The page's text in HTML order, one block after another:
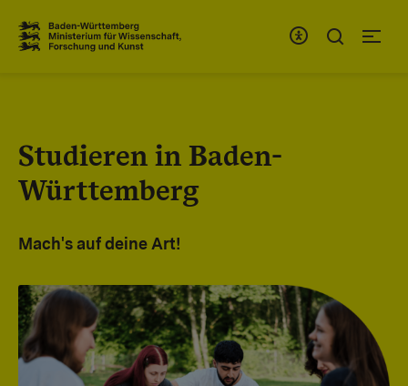
Studieren in Baden-
Württemberg
Mach's auf deine Art!